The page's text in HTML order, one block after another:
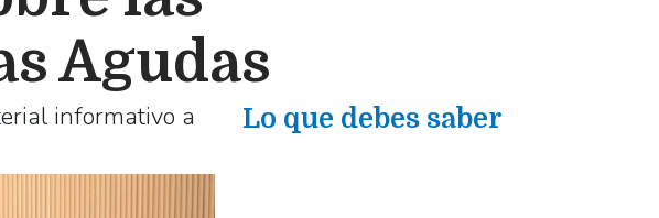
Agudas
informativo a
Lo que debes saber